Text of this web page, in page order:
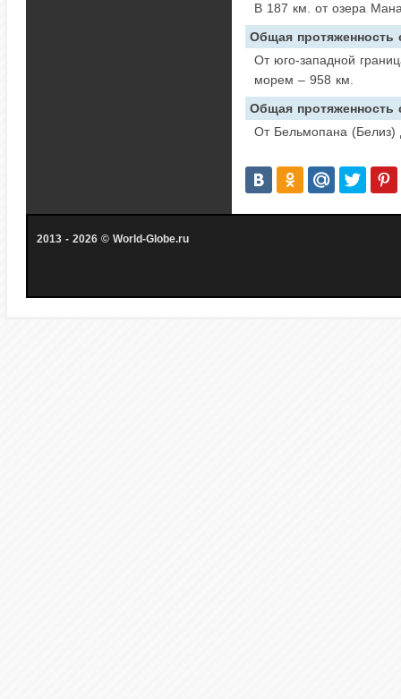
В 187 км. от озера
Общая протяженность
От юго-западной
морем – 958 км.
Общая протяженность
От Бельмопана
2013 - 2026 © World-Globe.ru